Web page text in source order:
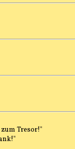
Tresor!"